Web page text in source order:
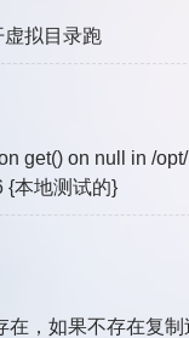
拟目录跑
get() on null in /
{本地测试的}
在，如果不存在复